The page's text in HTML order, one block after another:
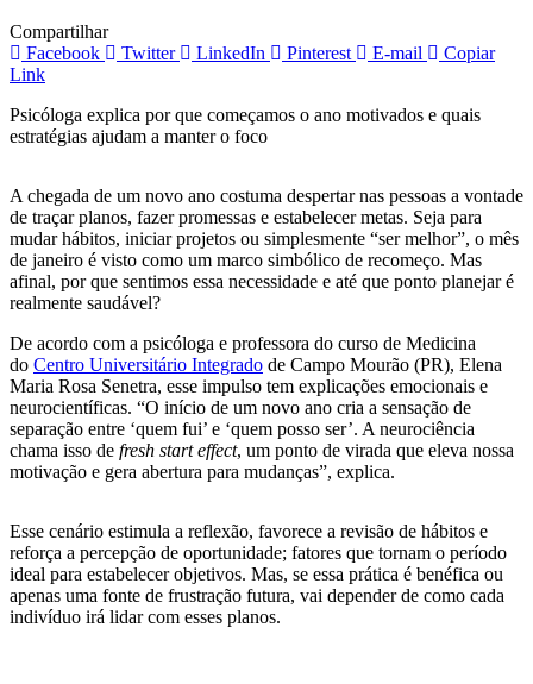
Compartilhar
Facebook
Twitter LinkedIn Pinterest E-mail
Copiar
Link
Psicóloga explica por que começamos o ano motivados e quais
estratégias ajudam a manter o foco
A chegada de um novo ano costuma despertar nas pessoas a vontade
de traçar planos, fazer promessas e estabelecer metas. Seja para
mudar hábitos, iniciar projetos ou simplesmente “ser melhor”, o mês
de janeiro é visto como um marco simbólico de recomeço. Mas
afinal, por que sentimos essa necessidade e até que ponto planejar é
realmente saudável?
De acordo com a psicóloga e professora do curso de Medicina
do Centro Universitário Integrado de Campo Mourão (PR), Elena
Maria Rosa Senetra, esse impulso tem explicações emocionais e
neurocientíficas. “O início de um novo ano cria a sensação de
separação entre ‘quem fui’ e ‘quem posso ser’. A neurociência
chama isso de fresh start effect, um ponto de virada que eleva nossa
motivação e gera abertura para mudanças”, explica.
Esse cenário estimula a reflexão, favorece a revisão de hábitos e
reforça a percepção de oportunidade; fatores que tornam o período
ideal para estabelecer objetivos. Mas, se essa prática é benéfica ou
apenas uma fonte de frustração futura, vai depender de como cada
indivíduo irá lidar com esses planos.